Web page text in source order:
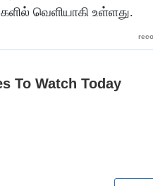
வெளியாகி உள்ளது.